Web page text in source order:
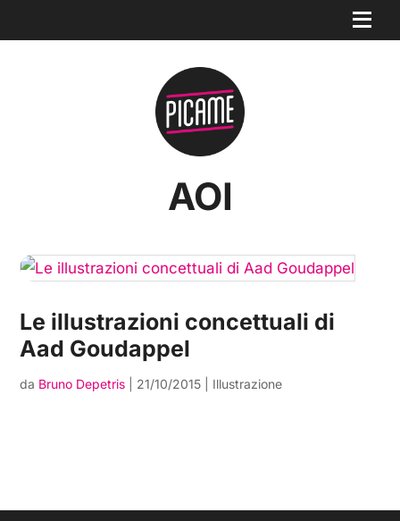
AOI
Le illustrazioni concettuali di
Aad Goudappel
da Bruno Depetris 21/10/2015 Illustrazione